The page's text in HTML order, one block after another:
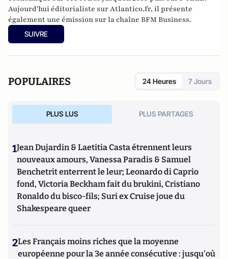
Aujourd'hui éditorialiste sur Atlantico.fr, il présente
également une émission sur la chaîne BFM Business.
SUIVRE
POPULAIRES 24 Heures 7 Jours
PLUS LUS PLUS PARTAGES
1Jean Dujardin & Laetitia Casta étrennent leurs
nouveaux amours, Vanessa Paradis & Samuel
Benchetrit enterrent le leur; Leonardo di Caprio
fond, Victoria Beckham fait du brukini, Cristiano
Ronaldo du bisco-fils; Suri ex Cruise joue du
Shakespeare queer
2Les Français moins riches que la moyenne
européenne pour la 3e année consécutive : jusqu'où